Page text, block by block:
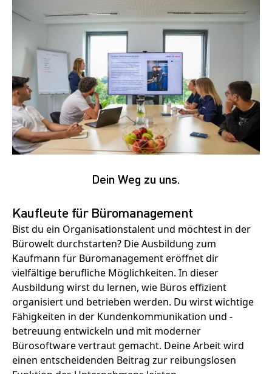
Karriere
Jetzt Kontakt aufnehmen
Dein Weg zu uns.
Kaufleute für Büromanagement
Bist du ein Organisationstalent und möchtest in der
Bürowelt durchstarten? Die Ausbildung zum
Kaufmann für Büromanagement eröffnet dir
vielfältige berufliche Möglichkeiten. In dieser
Ausbildung wirst du lernen, wie Büros effizient
organisiert und betrieben werden. Du wirst wichtige
Fähigkeiten in der Kundenkommunikation und -
betreuung entwickeln und mit moderner
Bürosoftware vertraut gemacht. Deine Arbeit wird
einen entscheidenden Beitrag zur reibungslosen